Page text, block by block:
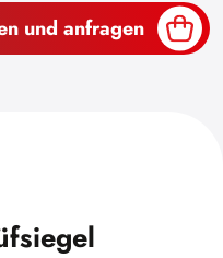
und anfragen